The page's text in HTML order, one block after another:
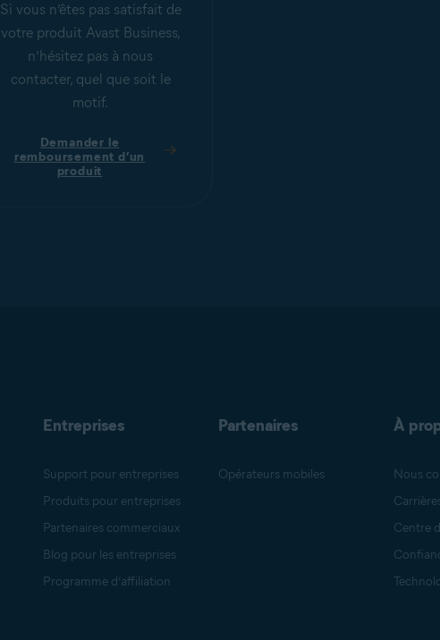
Si vous n’êtes pas satisfait de
votre produit Avast Business,
n’hésitez pas à nous
contacter, quel que soit le
motif.
Demander le
remboursement d’un
produit
Entreprises
Support pour entreprises
Produits pour entreprises
Partenaires commerciaux
Blog pour les entreprises
Programme d’affiliation
Partenaires
Opérateurs mobiles
À
Nous
Centre